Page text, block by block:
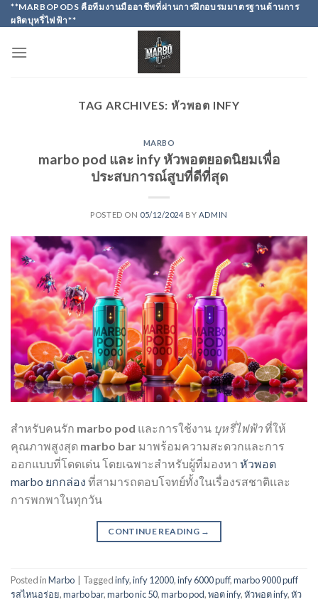
Skip
to
**MARBOPODS คือทีมงานมืออาชีพที่ผ่านการฝึกอบรมมาตรฐานด้านการ
ผลิตบุหรี่ไฟฟ้า**
TAG ARCHIVES: หัวพอต INFY
MARBO
marbo pod และ infy หัวพอตยอดนิยมเพื่อ
ประสบการณ์สูบที่ดีที่สุด
POSTED ON 05/12/2024 BY ADMIN
สำหรับคนรัก marbo pod และการใช้งาน บุหรี่ไฟฟ้าที่ให้
คุณภาพสูงสุด marbo bar มาพร้อมความสะดวกและการ
ออกแบบที่โดดเด่น โดยเฉพาะสำหรับผู้ที่มองหา หัวพอต
marbo ยกกล่อง ที่สามารถตอบโจทย์ทั้งในเรื่องรสชาติและ
การพกพาในทุกวัน
CONTINUE READING →
Posted inMarbo Taggedinfy,infy 12000,infy 6000 puff,marbo 9000 puff
รสไหนอร่อย,marbo bar,marbo nic 50,marbo pod,พอต infy,หัวพอต infy,หัว